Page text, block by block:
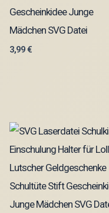
Gescheinkidee Junge
Mädchen SVG Datei
3,99€